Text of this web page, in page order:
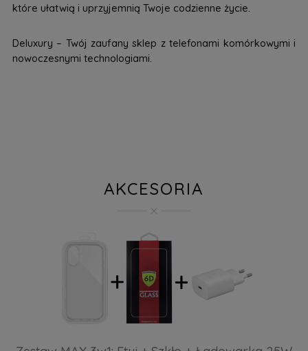
które ułatwią i uprzyjemnią Twoje codzienne życie.
Deluxury – Twój zaufany sklep z telefonami komórkowymi i
nowoczesnymi technologiami.
AKCESORIA